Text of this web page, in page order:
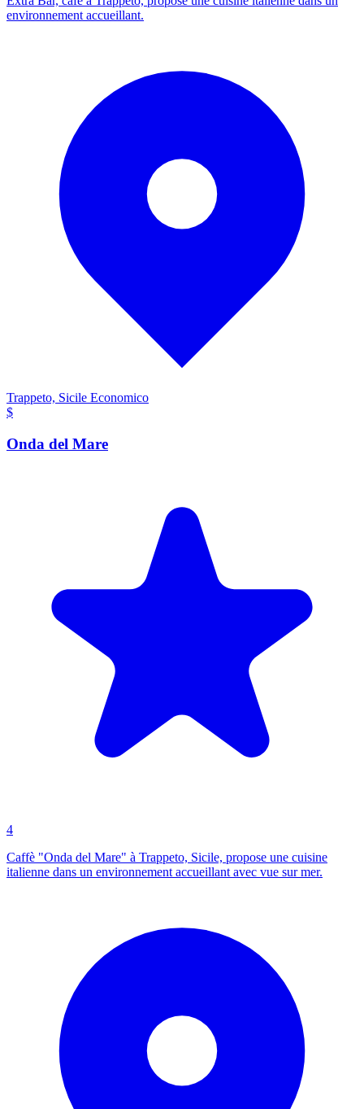
environnement accueillant.
Trappeto, Sicile Economico
$
Onda del Mare
4
Caffè "Onda del Mare" à Trappeto, Sicile, propose une cuisine
italienne dans un environnement accueillant avec vue sur mer.